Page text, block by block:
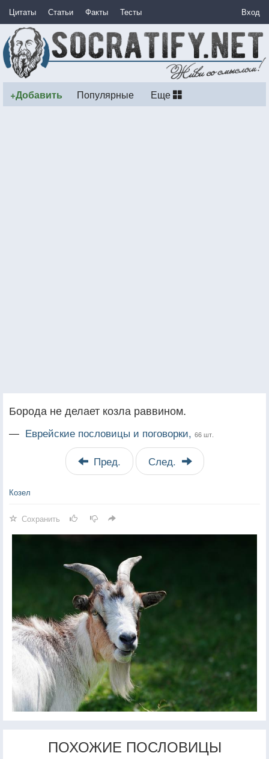
Цитаты Статьи Факты Тесты Вход
+Добавить Популярные Еще
Борода не делает козла раввином.
— Еврейские пословицы и поговорки, 66 шт.
Пред. След.
Козел
Сохранить
ПОХОЖИЕ ПОСЛОВИЦЫ